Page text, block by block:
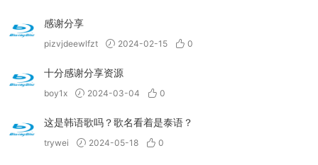
感谢分享
pizvjdeewlfzt 2024-02-15 0
十分感谢分享资源
boy1x 2024-03-04 0
这是韩语歌吗？歌名看着是泰语？
trywei 2024-05-18 0